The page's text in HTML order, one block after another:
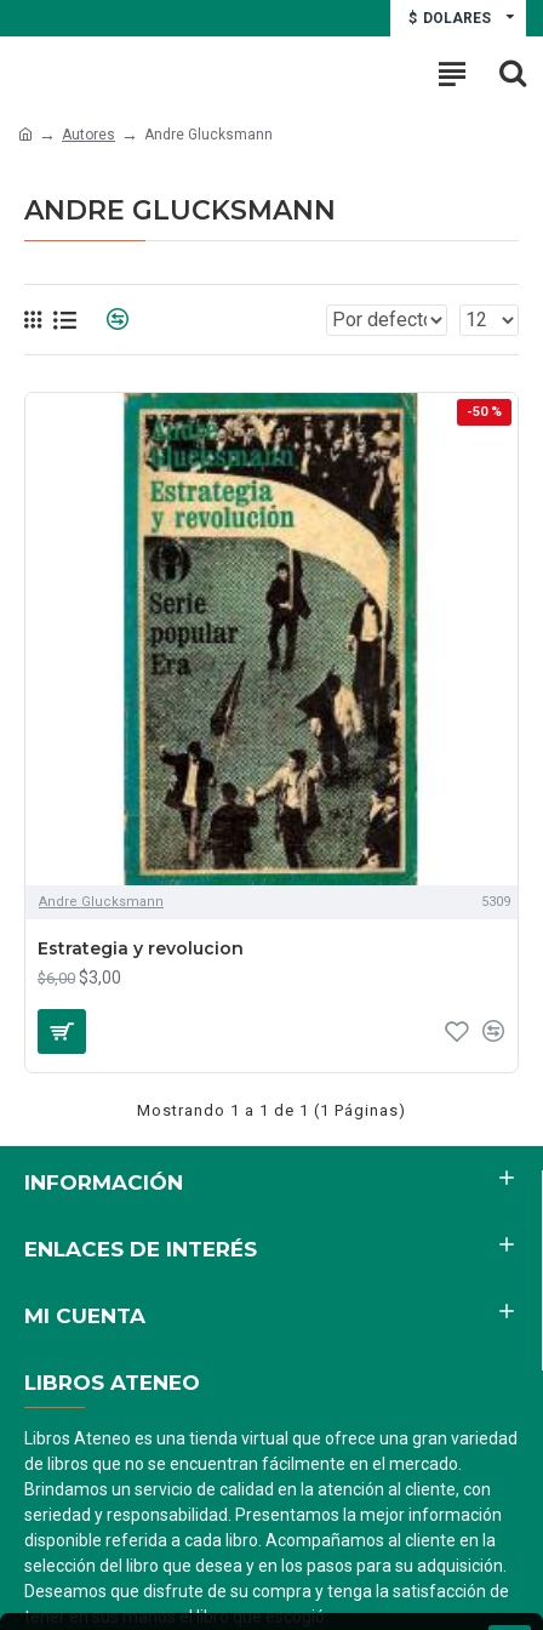
$ DOLARES
Autores Andre Glucksmann
ANDRE GLUCKSMANN
-50 %
Andre Glucksmann 5309
Estrategia y revolucion
$6,00 $3,00
Mostrando 1 a 1 de 1 (1 Páginas)
INFORMACIÓN
ENLACES DE INTERÉS
MI CUENTA
LIBROS ATENEO
Libros Ateneo es una tienda virtual que ofrece una gran variedad
de libros que no se encuentran fácilmente en el mercado.
Brindamos un servicio de calidad en la atención al cliente, con
seriedad y responsabilidad. Presentamos la mejor información
disponible referida a cada libro. Acompañamos al cliente en la
selección del libro que desea y en los pasos para su adquisición.
Deseamos que disfrute de su compra y tenga la satisfacción de
tener en sus manos el libro que escogió.